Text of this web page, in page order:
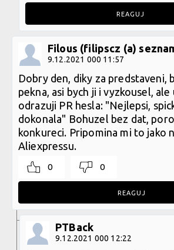
REAGUJ
Filous (filipscz (a)
9.12.2021 000 11:57
Dobry den, diky za predstaveni,
pekna, asi bych ji i vyzkousel, ale
odrazuji PR hesla: "Nejlepsi,
dokonala" Bohuzel bez dat,
konkureci. Pripomina mi to jako
Aliexpressu.
0 0
REAGUJ
PTBack
9.12.2021 000 12:22